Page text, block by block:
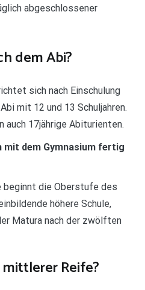
abgeschlossener
dem Abi?
sich nach Einschulung
mit 12 und 13 Schuljahren.
auch 17jährige Abiturienten.
mit dem Gymnasium fertig
beginnt die Oberstufe des
höhere Schule,
Matura nach der zwölften
Reife?